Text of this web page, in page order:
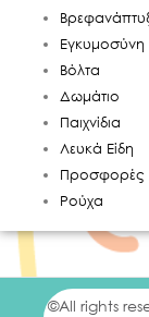
Εγκυμοσύνη
Βόλτα
Δωμάτιο
Παιχνίδια
Λευκά Είδη
Προσφορές
Ρούχα
©All rights